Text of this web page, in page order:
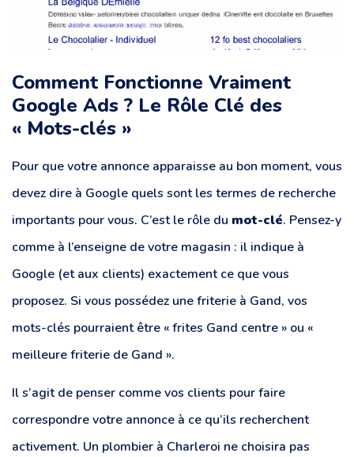
Comment Fonctionne Vraiment
Google Ads ? Le Rôle Clé des
« Mots-clés »
Pour que votre annonce apparaisse au bon moment, vous
devez dire à Google quels sont les termes de recherche
importants pour vous. C’est le rôle du mot-clé. Pensez-y
comme à l’enseigne de votre magasin : il indique à
Google (et aux clients) exactement ce que vous
proposez. Si vous possédez une friterie à Gand, vos
mots-clés pourraient être « frites Gand centre » ou «
meilleure friterie de Gand ».
Il s’agit de penser comme vos clients pour faire
correspondre votre annonce à ce qu’ils recherchent
activement. Un plombier à Charleroi ne choisira pas